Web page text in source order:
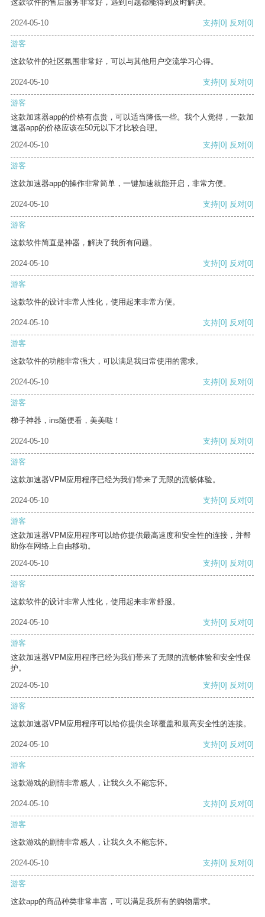
这款软件的售后服务非常好，遇到问题都能得到及时解决。
2024-05-10 支持[0] 反对[0]
游客
这款软件的社区氛围非常好，可以与其他用户交流学习心得。
2024-05-10 支持[0] 反对[0]
游客
这款加速器app的价格有点贵，可以适当降低一些。我个人觉得，一款加
速器app的价格应该在50元以下才比较合理。
2024-05-10
支持[0] 反对[0]
游客
这款加速器app的操作非常简单，一键加速就能开启，非常方便。
2024-05-10 支持[0] 反对[0]
游客
这款软件简直是神器，解决了我所有问题。
2024-05-10 支持[0] 反对[0]
游客
这款软件的设计非常人性化，使用起来非常方便。
2024-05-10 支持[0] 反对[0]
游客
这款软件的功能非常强大，可以满足我日常使用的需求。
2024-05-10 支持[0] 反对[0]
游客
梯子神器，ins随便看，美美哒！
2024-05-10 支持[0] 反对[0]
游客
这款加速器VPM应用程序已经为我们带来了无限的流畅体验。
2024-05-10 支持[0] 反对[0]
游客
这款加速器VPM应用程序可以给你提供最高速度和安全性的连接，并帮
助你在网络上自由移动。
2024-05-10
支持[0] 反对[0]
游客
这款软件的设计非常人性化，使用起来非常舒服。
2024-05-10 支持[0] 反对[0]
游客
这款加速器VPM应用程序已经为我们带来了无限的流畅体验和安全性保
护。
2024-05-10
支持[0] 反对[0]
游客
这款加速器VPM应用程序可以给你提供全球覆盖和最高安全性的连接。
2024-05-10 支持[0] 反对[0]
游客
这款游戏的剧情非常感人，让我久久不能忘怀。
2024-05-10 支持[0] 反对[0]
游客
这款游戏的剧情非常感人，让我久久不能忘怀。
2024-05-10 支持[0] 反对[0]
游客
这款app的商品种类非常丰富，可以满足我所有的购物需求。